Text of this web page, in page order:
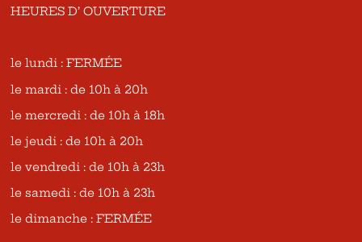
HEURES D’ OUVERTURE
le lundi : FERMÉE
le mardi : de 10h à 20h
le mercredi : de 10h à 18h
le jeudi : de 10h à 20h
le vendredi : de 10h à 23h
le samedi : de 10h à 23h
le dimanche : FERMÉE